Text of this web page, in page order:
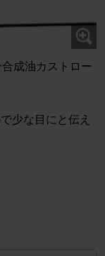
成油カストロー
少な目にと伝え